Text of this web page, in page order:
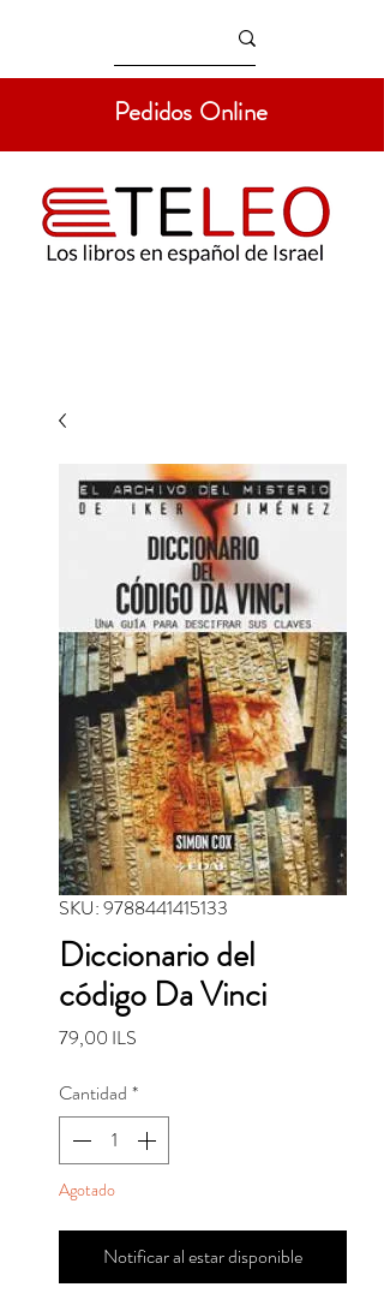
Pedidos Online
SKU: 9788441415133
Diccionario del
código Da Vinci
79,00 ILS
Cantidad *
Agotado
Notificar al estar disponible